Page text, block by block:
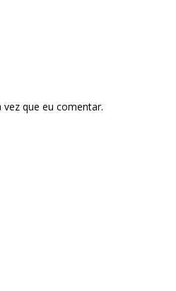
que eu comentar.